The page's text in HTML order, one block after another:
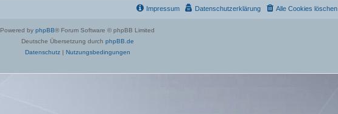
Alle Cookies löschen
Datenschutzerklärung
Impressum
Powered by phpBB® Forum Software © phpBB Limited
Deutsche Übersetzung durch phpBB.de
Datenschutz| Nutzungsbedingungen